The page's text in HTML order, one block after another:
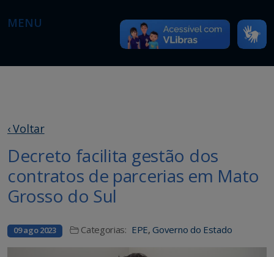
MENU
‹ Voltar
Decreto facilita gestão dos
contratos de parcerias em Mato
Grosso do Sul
09 ago 2023 Categorias: EPE, Governo do Estado